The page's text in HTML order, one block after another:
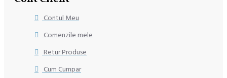
Contul Meu
Comenzile mele
Retur Produse
Cum Cumpar